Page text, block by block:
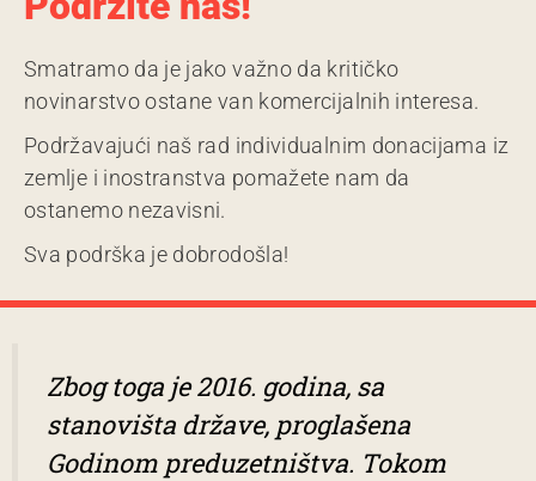
Smatramo da je jako važno da kritičko
novinarstvo ostane van komercijalnih interesa.
Podržavajući naš rad individualnim donacijama iz
zemlje i inostranstva pomažete nam da
ostanemo nezavisni.
Sva podrška je dobrodošla!
Zbog toga je 2016. godina, sa
stanovišta države, proglašena
Godinom preduzetništva. Tokom